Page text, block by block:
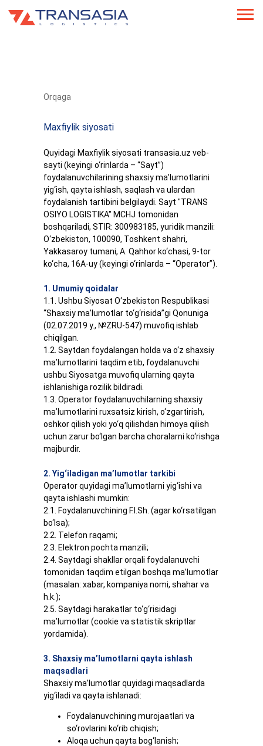
Maxfiylik siyosati
Quyidagi Maxfiylik siyosati transasia.uz veb-
sayti (keyingi o‘rinlarda – “Sayt”)
foydalanuvchilarining shaxsiy ma’lumotlarini
yig‘ish, qayta ishlash, saqlash va ulardan
foydalanish tartibini belgilaydi. Sayt "TRANS
OSIYO LOGISTIKA" MCHJ tomonidan
boshqariladi, STIR: 300983185, yuridik manzili:
O‘zbekiston, 100090, Toshkent shahri,
Yakkasaroy tumani, A. Qahhor ko‘chasi, 9-tor
ko‘cha, 16A-uy (keyingi o‘rinlarda – “Operator”).
1. Umumiy qoidalar
1.1. Ushbu Siyosat O‘zbekiston Respublikasi
“Shaxsiy ma’lumotlar to‘g‘risida”gi Qonuniga
(02.07.2019 y., №ZRU-547) muvofiq ishlab
chiqilgan.
1.2. Saytdan foydalangan holda va o‘z shaxsiy
ma’lumotlarini taqdim etib, foydalanuvchi
ushbu Siyosatga muvofiq ularning qayta
ishlanishiga rozilik bildiradi.
1.3. Operator foydalanuvchilarning shaxsiy
ma’lumotlarini ruxsatsiz kirish, o‘zgartirish,
oshkor qilish yoki yo‘q qilishdan himoya qilish
uchun zarur bo‘lgan barcha choralarni ko‘rishga
majburdir.
2. Yig‘iladigan ma’lumotlar tarkibi
Operator quyidagi ma’lumotlarni yig‘ishi va
qayta ishlashi mumkin:
2.1. Foydalanuvchining F.I.Sh. (agar ko‘rsatilgan
bo‘lsa);
2.2. Telefon raqami;
2.3. Elektron pochta manzili;
2.4. Saytdagi shakllar orqali foydalanuvchi
tomonidan taqdim etilgan boshqa ma’lumotlar
(masalan: xabar, kompaniya nomi, shahar va
h.k.);
2.5. Saytdagi harakatlar to‘g‘risidagi
ma’lumotlar (cookie va statistik skriptlar
yordamida).
3. Shaxsiy ma’lumotlarni qayta ishlash
maqsadlari
Shaxsiy ma’lumotlar quyidagi maqsadlarda
yig‘iladi va qayta ishlanadi:
Foydalanuvchining murojaatlari va
so‘rovlarini ko‘rib chiqish;
Aloqa uchun qayta bog‘lanish;
Orqaga